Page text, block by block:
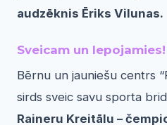
audzēknis Ēriks Vilunas.
Sveicam un lepojamies!
Bērnu un jauniešu centrs
sirds sveic savu sporta
Raineru Kreitālu –